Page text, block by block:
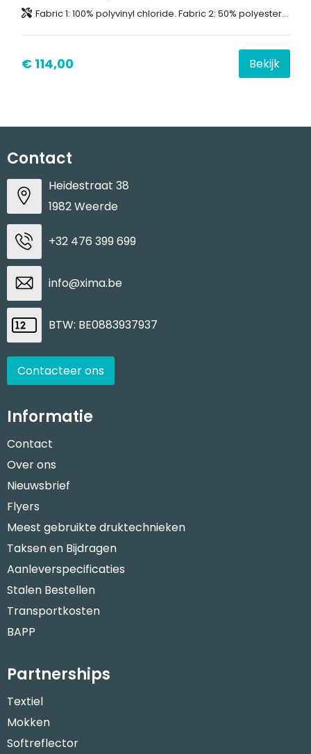
Fabric 1: 100% polyvinyl chloride. Fabric 2: 50% polyester-recycled, 50% polyurethane. Fabric 3: 100% polyester.
€ 114,00 Bekijk
Contact
Heidestraat 38
1982 Weerde
+32 476 399 699
info@xima.be
BTW: BE0883937937
Contacteer ons
Informatie
Contact
Over ons
Nieuwsbrief
Flyers
Meest gebruikte druktechnieken
Taksen en Bijdragen
Aanleverspecificaties
Stalen Bestellen
Transportkosten
BAPP
Partnerships
Textiel
Mokken
Softreflector